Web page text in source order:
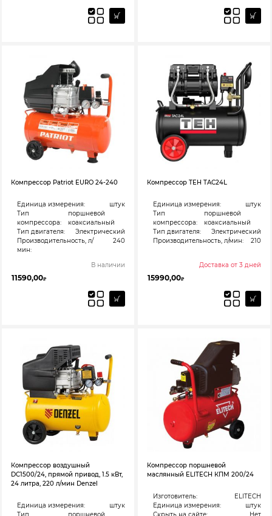
Компрессор Patriot EURO 24-240
Единица измерения:
штук
Тип
компрессора:
поршневой
коаксиальный
Тип двигателя:
Электрический
Производительность, л/
мин:
240
В наличии
11590,00₽
Компрессор TEH TAC24L
Единица измерения:
штук
Тип
компрессора:
поршневой
коаксиальный
Тип двигателя:
Электрический
Производительность, л/мин:
210
Доставка от 3 дней
15990,00₽
Компрессор воздушный
DC1500/24, прямой привод, 1.5 кВт,
24 литра, 220 л/мин Denzel
Единица измерения:
штук
Компрессор поршневой
маслянный ELITECH КПМ 200/24
Изготовитель:
ELITECH
Единица измерения:
штук